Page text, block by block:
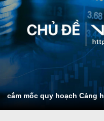
cắm mốc quy hoạch Cảng